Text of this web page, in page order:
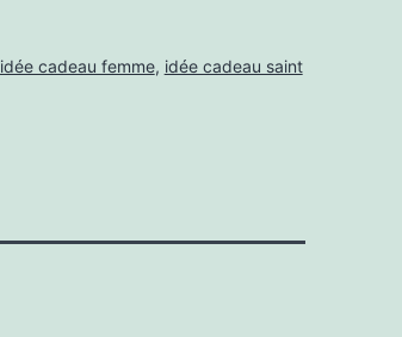
idée cadeau femme, idée cadeau saint